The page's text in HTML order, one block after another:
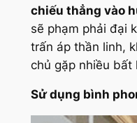
chiếu thẳng vào
sẽ phạm phải đại
trấn áp thần linh,
chủ gặp nhiều bất
Sử dụng bình